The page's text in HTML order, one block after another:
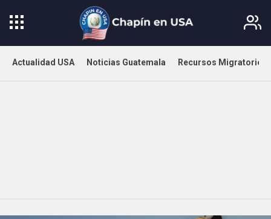
Actualidad USA Noticias Guatemala Recursos Migratorios